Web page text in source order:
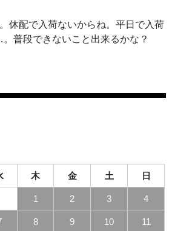
休配で入荷ないからね。平日で入荷
普段できないこと出来るかな？
木 金 土 日
1 2 3 4
8 9 10 11